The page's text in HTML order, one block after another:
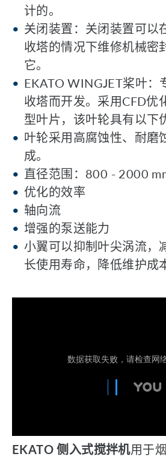
计的。
关闭装置：关闭装置可以
收塔的情况下维修机械密
它。
EKATO WINGJET桨叶：
收塔而开发。采用CFD优
型叶片，该叶轮具有以下
叶轮采用高腐蚀性、耐磨
成。
直径范围：800 - 2000
优化的效率
轴向流
增强的泵送能力
小翼可以抑制叶尖涡流，
长使用寿命，降低维护成
EKATO 侧入式搅拌机用于